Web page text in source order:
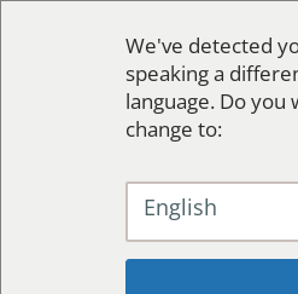
We've detected
speaking a
language. Do you
change to:
English